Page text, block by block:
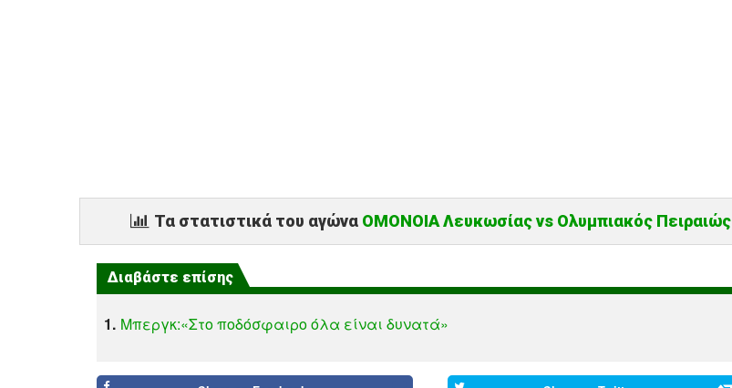
Τα στατιστικά του αγώνα ΟΜΟΝΟΙΑ Λευκωσίας vs Ολυμπιακός Πειραιώς
Διαβάστε επίσης
1. Μπεργκ:«Στο ποδόσφαιρο όλα είναι δυνατά»